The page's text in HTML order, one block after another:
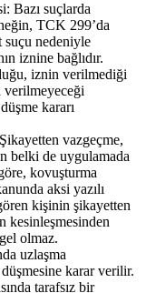
Bazı suçlarda
TCK 299’da
suçu nedeniyle
iznine bağlıdır.
iznin verilmediği
verilmeyeceği
kararı
vazgeçme,
belki de uygulamada
kovuşturma
aksi yazılı
kişinin şikayetten
kesinleşmesinden
olmaz.
uzlaşma
karar verilir.
tarafsız bir